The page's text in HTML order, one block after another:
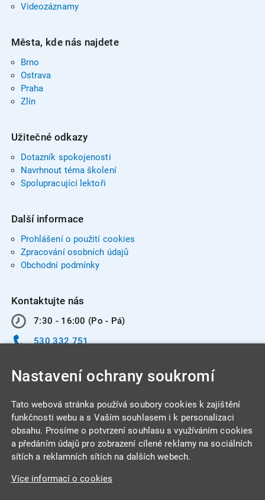
Videozáznamy
Města, kde nás najdete
Brno
Ostrava
Praha
Zlín
Užitečné odkazy
Dotazník spokojenosti
Navrhnout téma školení
Spolupracující lektoři
Další informace
Prohlášení o použití cookies
Zpracování osobních údajů
Obchodní podmínky
Kontaktujte nás
7:30 - 16:00 (Po - Pá)
530 332 751
INTEGRA CENTRUM s.r.o.
Jabloňová 662/7
Nastavení ochrany soukromí
Tato webová stránka používá soubory cookies k zajištění
funkčnosti webu a s Vaším souhlasem i k personalizaci
obsahu. Prosíme o potvrzení souhlasu s využíváním cookies
a předáním údajů pro zobrazení cílené reklamy na sociálních
sítích a reklamních sítích na dalších webech.
Více informací o cookies